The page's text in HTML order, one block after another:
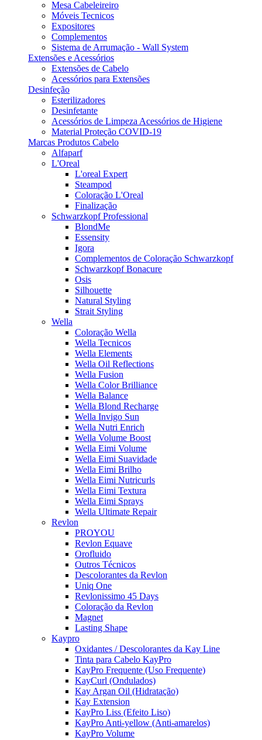
Mesa Cabeleireiro
Móveis Tecnicos
Expositores
Complementos
Sistema de Arrumação - Wall System
Extensões e Acessórios
Extensões de Cabelo
Acessórios para Extensões
Desinfeção
Esterilizadores
Desinfetante
Acessórios de Limpeza Acessórios de Higiene
Material Proteção COVID-19
Marcas Produtos Cabelo
Alfaparf
L'Oreal
L'oreal Expert
Steampod
Coloração L'Oreal
Finalização
Schwarzkopf Professional
BlondMe
Essensity
Igora
Complementos de Coloração Schwarzkopf
Schwarzkopf Bonacure
Osis
Silhouette
Natural Styling
Strait Styling
Wella
Coloração Wella
Wella Tecnicos
Wella Elements
Wella Oil Reflections
Wella Fusion
Wella Color Brilliance
Wella Balance
Wella Blond Recharge
Wella Invigo Sun
Wella Nutri Enrich
Wella Volume Boost
Wella Eimi Volume
Wella Eimi Suavidade
Wella Eimi Brilho
Wella Eimi Nutricurls
Wella Eimi Textura
Wella Eimi Sprays
Wella Ultimate Repair
Revlon
PROYOU
Revlon Equave
Orofluido
Outros Técnicos
Descolorantes da Revlon
Uniq One
Revlonissimo 45 Days
Coloração da Revlon
Magnet
Lasting Shape
Kaypro
Oxidantes / Descolorantes da Kay Line
Tinta para Cabelo KayPro
KayPro Frequente (Uso Frequente)
KayCurl (Ondulados)
Kay Argan Oil (Hidratação)
Kay Extension
KayPro Liss (Efeito Liso)
KayPro Anti-yellow (Anti-amarelos)
KayPro Volume